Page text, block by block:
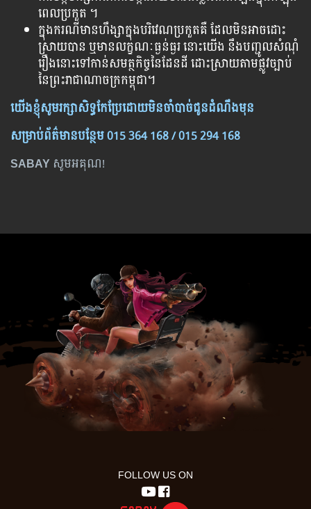
ពេលប្រកួត ។
ក្នុងករណីមានហឹង្សាក្នុងបរិវេណប្រកួតគឺ ដែលមិនអាចដោះ
ស្រាយបាន ឬមានលក្ខណៈធ្ងន់ធ្ងរ នោះយើង នឹងបញ្ជូលសំណុំ
រឿងនោះទៅកាន់សមត្ថកិច្ចនៃដែនដី ដោះស្រាយតាមផ្លូវច្បាប់
នៃព្រះរាជាណាចក្រកម្ពុជា។
យើង​ខ្ញុំ​សូម​រក្សា​សិទ្ធ​កែ​ប្រែ​ដោយ​មិន​ចាំ​បាច់​ជូន​ដំណឹង​មុន
សម្រាប់​ព័ត៌មាន​បន្ថែម​ 015 364 168 / 015 294 168
SABAY សូមអគុណ!
FOLLOW US ON